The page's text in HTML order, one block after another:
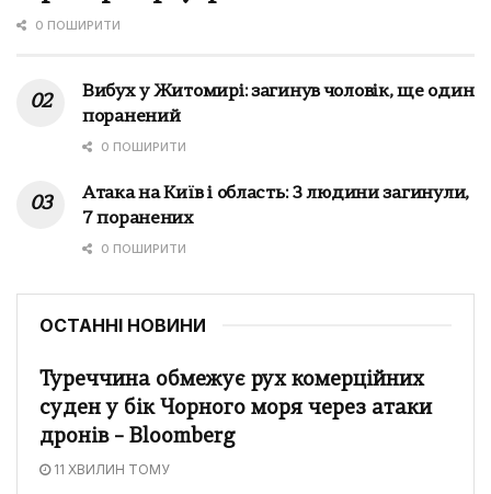
0 ПОШИРИТИ
Вибух у Житомирі: загинув чоловік, ще один
поранений
0 ПОШИРИТИ
Атака на Київ і область: 3 людини загинули,
7 поранених
0 ПОШИРИТИ
ОСТАННІ НОВИНИ
Туреччина обмежує рух комерційних
суден у бік Чорного моря через атаки
дронів – Bloomberg
11 ХВИЛИН ТОМУ